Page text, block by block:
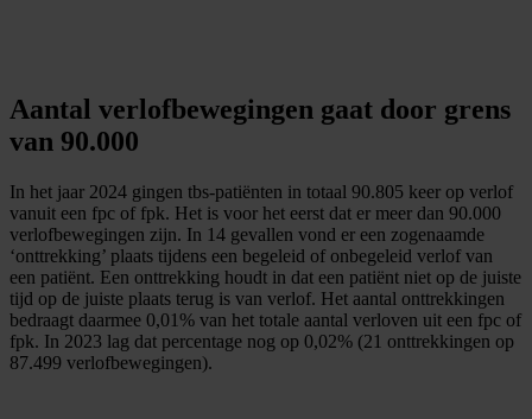
Aantal verlofbewegingen gaat door grens
van 90.000
In het jaar 2024 gingen tbs-patiënten in totaal 90.805 keer op verlof
vanuit een fpc of fpk. Het is voor het eerst dat er meer dan 90.000
verlofbewegingen zijn. In 14 gevallen vond er een zogenaamde
‘onttrekking’ plaats tijdens een begeleid of onbegeleid verlof van
een patiënt. Een onttrekking houdt in dat een patiënt niet op de juiste
tijd op de juiste plaats terug is van verlof. Het aantal onttrekkingen
bedraagt daarmee 0,01% van het totale aantal verloven uit een fpc of
fpk. In 2023 lag dat percentage nog op 0,02% (21 onttrekkingen op
87.499 verlofbewegingen).